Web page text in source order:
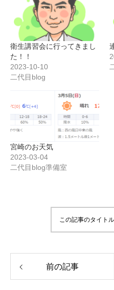
衛生講習会に行ってきまし
た！！
2023-10-10
二代目blog
宮崎のお天気
2023-03-04
二代目blog準備室
この記事のタイト
前の記事